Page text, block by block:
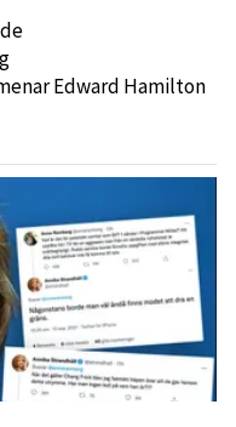
Edward Hamilton